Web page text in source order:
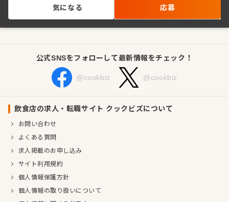
気になる 応募
公式SNSをフォローして最新情報をチェック！
@cookbiz @cookbiz
飲食店の求人・転職サイト クックビズについて
お問い合わせ
よくある質問
求人掲載のお申し込み
サイト利用規約
個人情報保護方針
個人情報の取り扱いについて